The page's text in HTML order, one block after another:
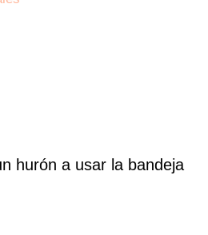
hurón a usar la bandeja